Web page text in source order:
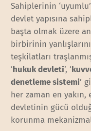
Sahiplerinin
devlet yapısına
başta olmak üzere
birbirinin
teşkilatları
‘hukuk devleti’, ‘
denetleme sistemi’
her zaman en yakın,
devletinin gücü
korunma